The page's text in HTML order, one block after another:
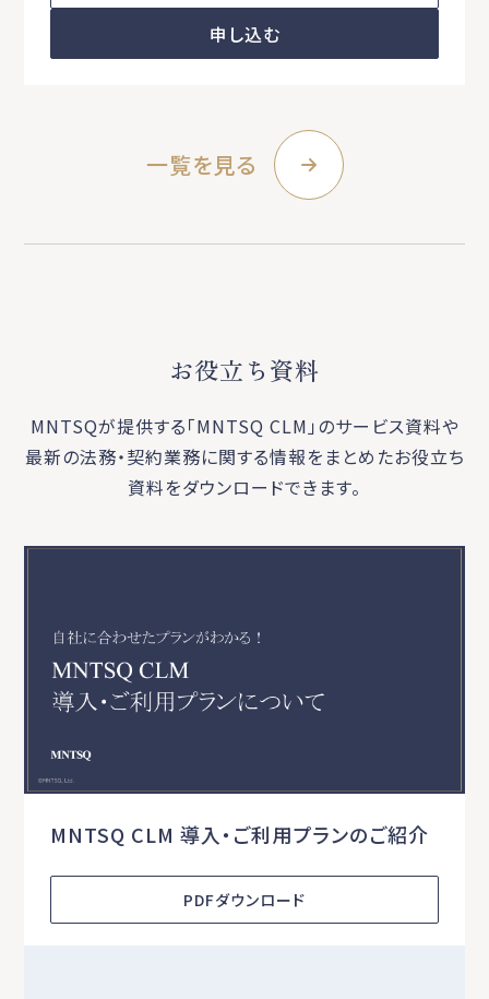
申し込む
一覧を見る
お役立ち資料
MNTSQが提供する「MNTSQ CLM」のサービス資料や
最新の法務・契約業務に関する情報をまとめたお役立ち
資料をダウンロードできます。
MNTSQ CLM 導入・ご利用プランのご紹介
PDFダウンロード